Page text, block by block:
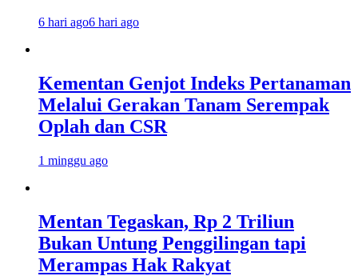
6 hari ago6 hari ago
Kementan Genjot Indeks Pertanaman
Melalui Gerakan Tanam Serempak
Oplah dan CSR
1 minggu ago
Mentan Tegaskan, Rp 2 Triliun
Bukan Untung Penggilingan tapi
Merampas Hak Rakyat